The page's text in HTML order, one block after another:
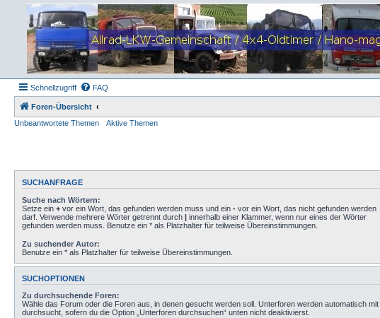
Schnellzugriff FAQ
Foren-Übersicht
Unbeantwortete Themen
Aktive Themen
SUCHANFRAGE
Suche nach Wörtern:
Setze ein + vor ein Wort, das gefunden werden muss und ein - vor ein Wort, das nicht gefunden werden
darf. Verwende mehrere Wörter getrennt durch | innerhalb einer Klammer, wenn nur eines der Wörter
gefunden werden muss. Benutze ein * als Platzhalter für teilweise Übereinstimmungen.
Zu suchender Autor:
Benutze ein * als Platzhalter für teilweise Übereinstimmungen.
SUCHOPTIONEN
Zu durchsuchende Foren:
Wähle das Forum oder die Foren aus, in denen gesucht werden soll. Unterforen werden automatisch mit
durchsucht, sofern du die Option „Unterforen durchsuchen“ unten nicht deaktivierst.